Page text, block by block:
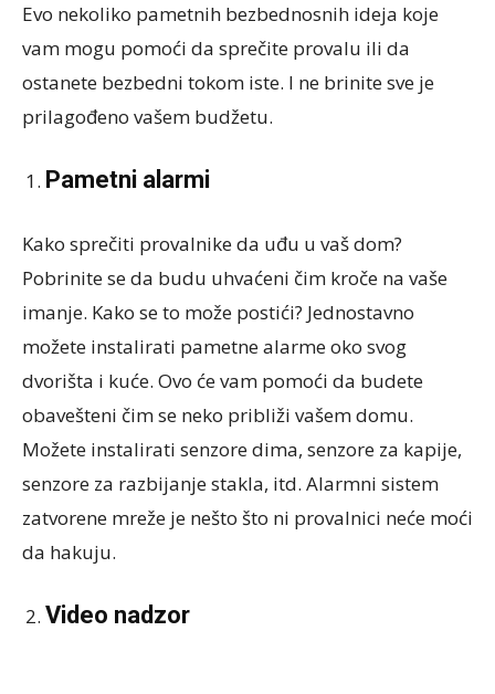
Evo nekoliko pametnih bezbednosnih ideja koje
vam mogu pomoći da sprečite provalu ili da
ostanete bezbedni tokom iste. I ne brinite sve je
prilagođeno vašem budžetu.
Pametni alarmi
Kako sprečiti provalnike da uđu u vaš dom?
Pobrinite se da budu uhvaćeni čim kroče na vaše
imanje. Kako se to može postići? Jednostavno
možete instalirati pametne alarme oko svog
dvorišta i kuće. Ovo će vam pomoći da budete
obavešteni čim se neko približi vašem domu.
Možete instalirati senzore dima, senzore za kapije,
senzore za razbijanje stakla, itd. Alarmni sistem
zatvorene mreže je nešto što ni provalnici neće moći
da hakuju.
Video nadzor